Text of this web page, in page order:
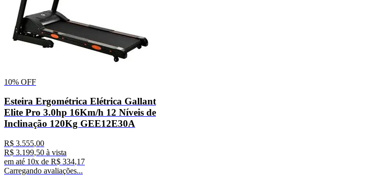
10% OFF
Esteira Ergométrica Elétrica Gallant
Elite Pro 3.0hp 16Km/h 12 Níveis de
Inclinação 120Kg GEE12E30A
R$ 3.555,00
R$ 3.199,50 à vista
em até 10x de R$ 334,17
Carregando avaliações...